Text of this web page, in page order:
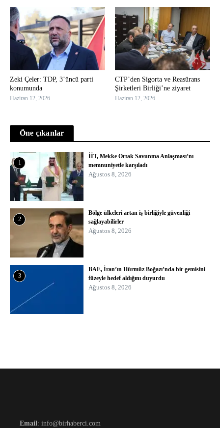
Zeki Çeler: TDP, 3’üncü parti
konumunda
Haziran 12, 2026
CTP’den Sigorta ve Reasürans
Şirketleri Birliği’ne ziyaret
Haziran 12, 2026
Öne çıkanlar
1
İİT, Mekke Ortak Savunma Anlaşması’nı
memnuniyetle karşıladı
Ağustos 8, 2026
2
Bölge ülkeleri artan iş birliğiyle güvenliği
sağlayabilirler
Ağustos 8, 2026
3
BAE, İran’ın Hürmüz Boğazı’nda bir gemisini
füzeyle hedef aldığını duyurdu
Ağustos 8, 2026
Email: info@birhaberci.com